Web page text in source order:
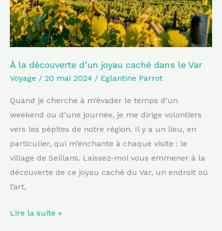
À la découverte d’un joyau caché dans le Var
Voyage / 20 mai 2024 / Eglantine Parrot
Quand je cherche à m’évader le temps d’un
weekend ou d’une journée, je me dirige volontiers
vers les pépites de notre région. Il y a un lieu, en
particulier, qui m’enchante à chaque visite : le
village de Seillans. Laissez-moi vous emmener à la
découverte de ce joyau caché du Var, un endroit où
l’art,
dans
le
Var
Lire la suite »